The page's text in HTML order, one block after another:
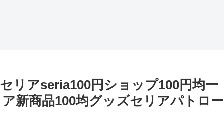
リアseria100円ショップ100円均一
新商品100均グッズセリアパトロー